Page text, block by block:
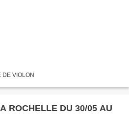
DE VIOLON
ROCHELLE DU 30/05 AU